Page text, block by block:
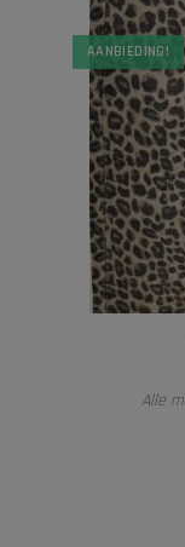
AANBIEDING!
Alle